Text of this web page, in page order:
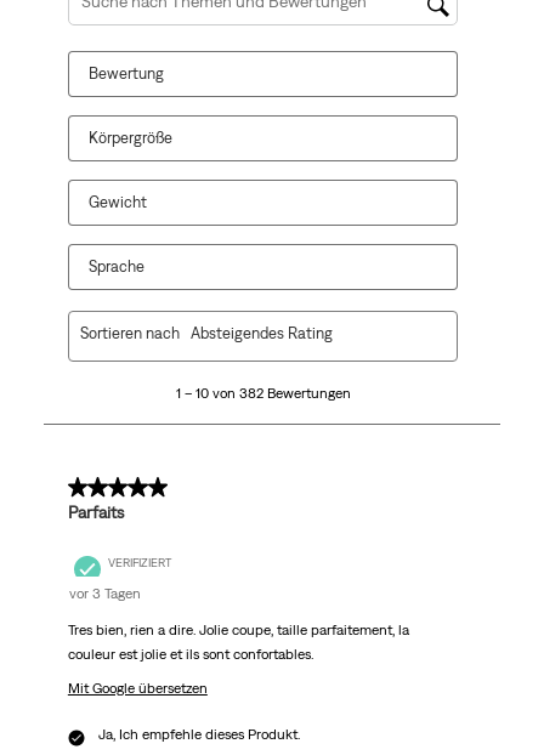
Themen und Bewertungen durchsuchen Suche nach
Bewertung
Körpergröße
Gewicht
Sprache
382
1 – 10 von 382 Bewertungen
Sortieren nach Absteigendes Rating
5 von 5 Sternen.
Parfaits
VERIFIZIERT
vor 3 Tagen
Tres bien, rien a dire. Jolie coupe, taille parfaitement, la
couleur est jolie et ils sont confortables.
Mit Google übersetzen
Ja, Ich empfehle dieses Produkt.